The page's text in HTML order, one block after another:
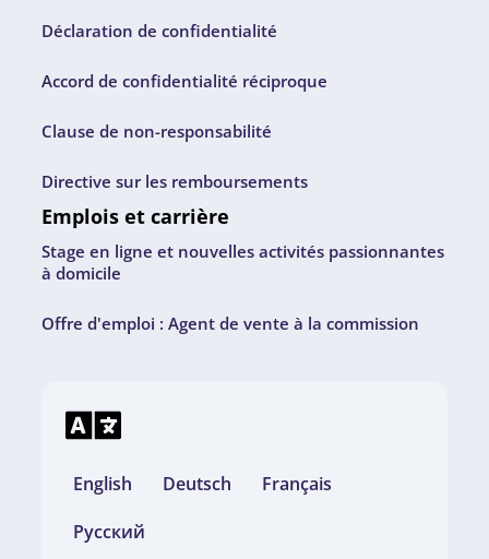
Déclaration de confidentialité
Accord de confidentialité réciproque
Clause de non-responsabilité
Directive sur les remboursements
Emplois et carrière
Stage en ligne et nouvelles activités passionnantes
à domicile
Offre d'emploi : Agent de vente à la commission
English Deutsch
Français
Русский